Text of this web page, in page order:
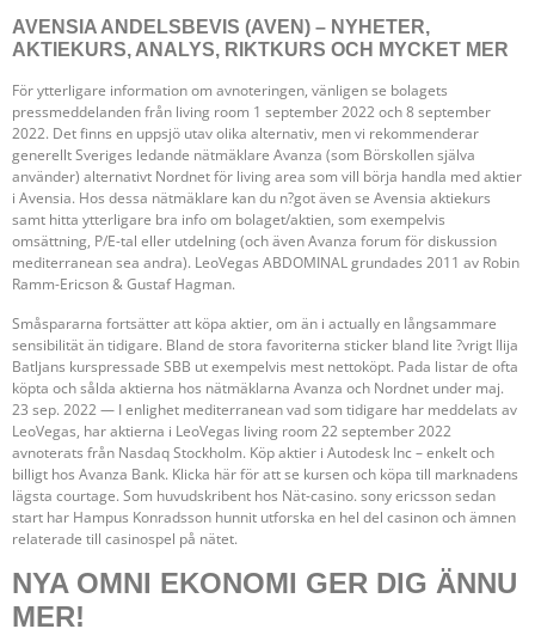
AVENSIA ANDELSBEVIS (AVEN) – NYHETER,
AKTIEKURS, ANALYS, RIKTKURS OCH MYCKET MER
För ytterligare information om avnoteringen, vänligen se bolagets
pressmeddelanden från living room 1 september 2022 och 8 september
2022. Det finns en uppsjö utav olika alternativ, men vi rekommenderar
generellt Sveriges ledande nätmäklare Avanza (som Börskollen själva
använder) alternativt Nordnet för living area som vill börja handla med aktier
i Avensia. Hos dessa nätmäklare kan du n?got även se Avensia aktiekurs
samt hitta ytterligare bra info om bolaget/aktien, som exempelvis
omsättning, P/E-tal eller utdelning (och även Avanza forum för diskussion
mediterranean sea andra). LeoVegas ABDOMINAL grundades 2011 av Robin
Ramm-Ericson & Gustaf Hagman.
Småspararna fortsätter att köpa aktier, om än i actually en långsammare
sensibilität än tidigare. Bland de stora favoriterna sticker bland lite ?vrigt Ilija
Batljans kurspressade SBB ut exempelvis mest nettoköpt. Pada listar de ofta
köpta och sålda aktierna hos nätmäklarna Avanza och Nordnet under maj.
23 sep. 2022 — I enlighet mediterranean vad som tidigare har meddelats av
LeoVegas, har aktierna i LeoVegas living room 22 september 2022
avnoterats från Nasdaq Stockholm. Köp aktier i Autodesk Inc – enkelt och
billigt hos Avanza Bank. Klicka här för att se kursen och köpa till marknadens
lägsta courtage. Som huvudskribent hos Nät-casino. sony ericsson sedan
start har Hampus Konradsson hunnit utforska en hel del casinon och ämnen
relaterade till casinospel på nätet.
NYA OMNI EKONOMI GER DIG ÄNNU
MER!